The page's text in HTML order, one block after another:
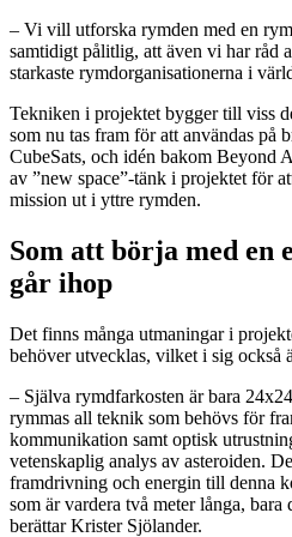
– Vi vill utforska rymden med en
samtidigt pålitlig, att även vi har råd
starkaste rymdorganisationerna i
Tekniken i projektet bygger till viss
som nu tas fram för att användas på
CubeSats, och idén bakom Beyond
av ”new space”-tänk i projektet för
mission ut i yttre rymden.
Som att börja med en
går ihop
Det finns många utmaningar i
behöver utvecklas, vilket i sig också
– Själva rymdfarkosten är bara
rymmas all teknik som behövs för
kommunikation samt optisk
vetenskaplig analys av asteroiden.
framdrivning och energin till denna
som är vardera två meter långa,
berättar Krister Sjölander.